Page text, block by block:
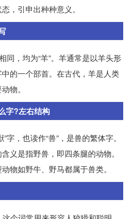
，引申出种种意义。
同，均为“羊”。羊通常是以羊头形
的一个部首。在古代，羊是人类
物。
字?左右结构
字，也读作“兽”，是兽的繁体字。
义是指野兽，即四条腿的动物。
物如野牛、野马都属于兽类。